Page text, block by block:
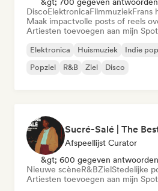
DiscoElektronicaFilmmuziekFrans
Maak impactvolle posts of reels
Artiesten toevoegen aan mijn
Elektronica Huismuziek Indie pop
Popziel
R&B Ziel Disco
Sucré-Salé | The
Afspeellijst Curator
&gt; 600 gegeven antwoorden
Nieuwe scèneR&BZielStedelijke
Artiesten toevoegen aan mijn